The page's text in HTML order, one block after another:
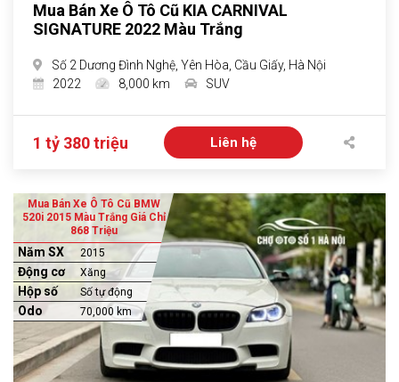
Mua Bán Xe Ô Tô Cũ KIA CARNIVAL
SIGNATURE 2022 Màu Trắng
Số 2 Dương Đình Nghệ, Yên Hòa, Cầu Giấy, Hà Nội
2022
8,000 km SUV
1 tỷ 380 triệu Liên hệ
Mua Bán Xe Ô Tô Cũ BMW
520i 2015 Màu Trắng Giá Chỉ
868 Triệu
Năm SX 2015
Động cơ Xăng
Hộp số Số tự động
Odo 70,000 km